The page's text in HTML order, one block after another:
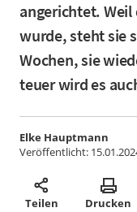
angerichtet.
wurde, steht sie
Wochen, sie
teuer wird es
Elke Hauptmann
Veröffentlicht:
Teilen Drucken